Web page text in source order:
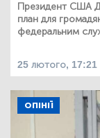
Президент США
план для
федеральним
25 лютого, 17:21
ОПІНІЇ